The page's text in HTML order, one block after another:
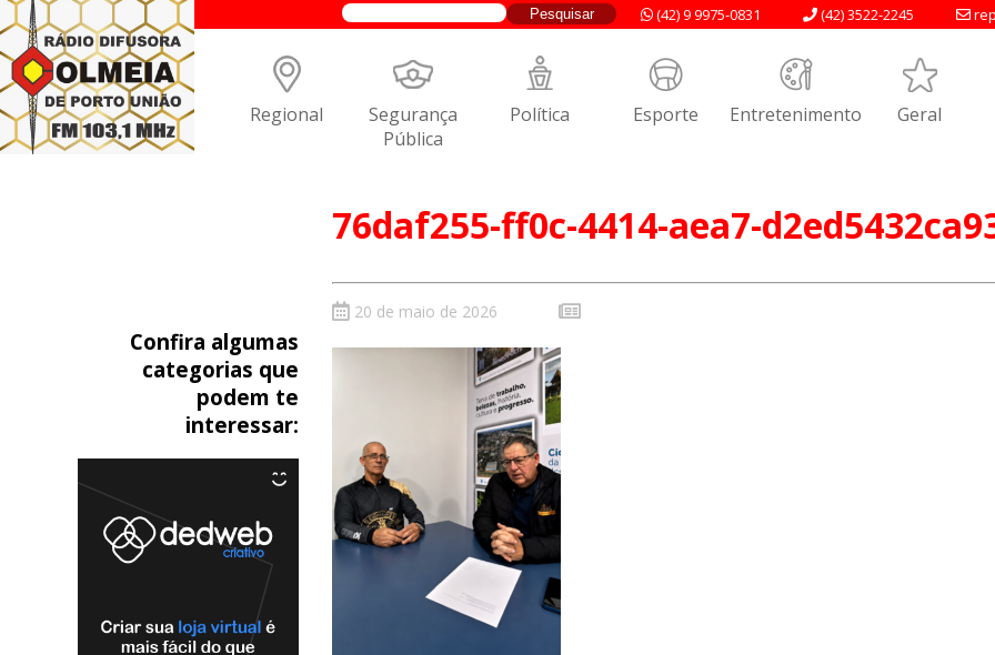
(42) 3522-2245
(42) 9 9975-0831
Regional Segurança
Pública
Política Esporte Entretenimento Geral
76daf255-ff0c-4414-aea7-
Confira algumas
categorias que
podem te
interessar:
20 de maio de 2026